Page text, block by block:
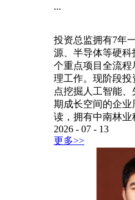
...
投资总监拥有7年
源、半导体等硬
个重点项目全流
理工作。现阶段
点挖掘人工智能
期成长空间的企业
读，拥有中南林
2026 - 07 - 13
更多>>